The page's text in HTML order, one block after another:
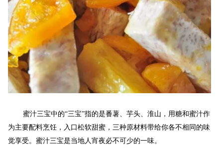
蜜汁三宝中的“三宝”指的是番薯、芋头、淮山，用糖和蜜汁作
为主要配料烹饪，入口松软甜蜜，三种原材料带给你各不相同的味
觉享受。蜜汁三宝是当地人宵夜必不可少的一味。